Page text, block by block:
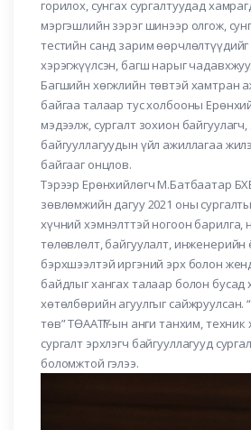
горилох, сунгах сургалтуудад
мэргэшлийн зэрэг шинээр олгож,
тестийн санд зарим
хэрэгжүүлсэн, багш нарыг
Багшийн хөгжлийн төвтэй хамтран
байгаа талаар тус холбооны
мэдээлж, сургалт зохион байгуулагч,
байгууллагуудын үйл ажиллагаа
байгааг онцлов.
Тэрээр Ерөнхийлөгч М.Батбаатар
зөвлөмжийн дагуу 2021 оны
хүчний хэмнэлттэй ногоон барилга,
төлөвлөлт, байгуулалт, инженерийн
бэрхшээлтэй иргэний эрх болон
байдлыг хангах талаар болон бусад
хөтөлбөрийн агуулгыг сайжруулсан.
төв” ТӨААТҮГ-ын анги танхим, техник
сургалт эрхлэгч байгууллагууд
боломжтой гэлээ.